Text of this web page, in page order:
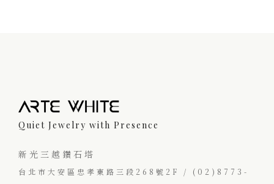
Quiet Jewelry with Presence
新光三越鑽石塔
台北市大安區忠孝東路三段268號2F / (02)8773-